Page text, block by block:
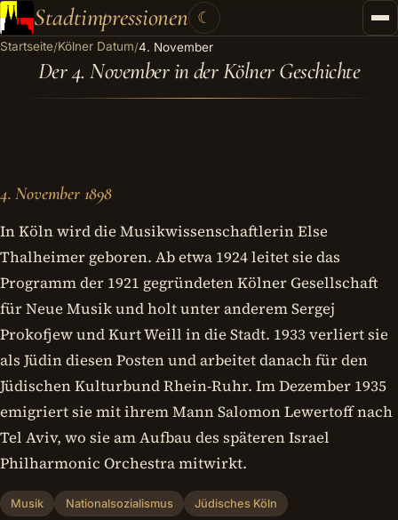
Stadtimpressionen
Startseite
Stadtführungen
Kontakt
Kategorien▾
☾
Startseite/Kölner Datum/4. November
Der 4. November in der Kölner Geschichte
4. November 1898
In Köln wird die Musikwissenschaftlerin Else
Thalheimer geboren. Ab etwa 1924 leitet sie das
Programm der 1921 gegründeten Kölner Gesellschaft
für Neue Musik und holt unter anderem Sergej
Prokofjew und Kurt Weill in die Stadt. 1933 verliert sie
als Jüdin diesen Posten und arbeitet danach für den
Jüdischen Kulturbund Rhein-Ruhr. Im Dezember 1935
emigriert sie mit ihrem Mann Salomon Lewertoff nach
Tel Aviv, wo sie am Aufbau des späteren Israel
Philharmonic Orchestra mitwirkt.
Musik Nationalsozialismus Jüdisches Köln